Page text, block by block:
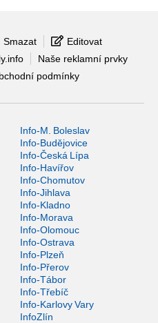
Smazat
Editovat
Naše reklamní prvky
podmínky
Info-M. Boleslav
Info-Budějovice
Info-Česká Lípa
Info-Havířov
Info-Chomutov
Info-Jihlava
Info-Kladno
Info-Morava
Info-Olomouc
Info-Ostrava
Info-Plzeň
Info-Přerov
Info-Tábor
Info-Třebíč
Info-Karlovy Vary
InfoZlín